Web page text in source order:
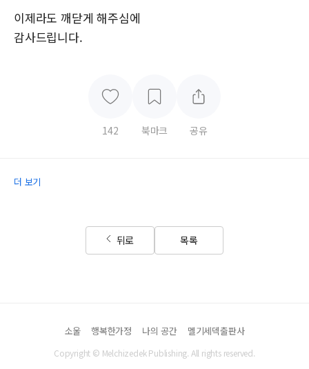
이제라도 깨닫게 해주심에
감사드립니다.
142 북마크 공유
더 보기
뒤로 목록
소울 행복한가정 나의 공간 멜기세덱출판사
Copyright © Melchizedek Publishing. All rights reserved.